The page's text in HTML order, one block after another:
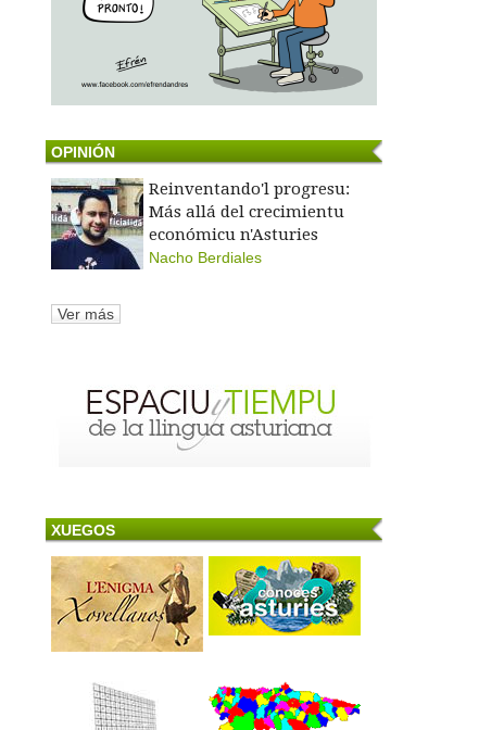
OPINIÓN
Reinventando'l progresu:
Más allá del crecimientu
económicu n'Asturies
Nacho Berdiales
Ver más
XUEGOS